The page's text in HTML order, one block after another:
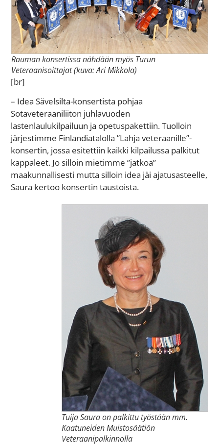
Rauman konsertissa nähdään myös Turun
Veteraanisoittajat (kuva: Ari Mikkola)
[br]
– Idea Sävelsilta-konsertista pohjaa
Sotaveteraaniliiton juhlavuoden
lastenlaulukilpailuun ja opetuspakettiin. Tuolloin
järjestimme Finlandiatalolla ”Lahja veteraanille”-
konsertin, jossa esitettiin kaikki kilpailussa palkitut
kappaleet. Jo silloin mietimme ”jatkoa”
maakunnallisesti mutta silloin idea jäi ajatusasteelle,
Saura kertoo konsertin taustoista.
Tuija Saura on palkittu työstään mm.
Kaatuneiden Muistosäätiön
Veteraanipalkinnolla